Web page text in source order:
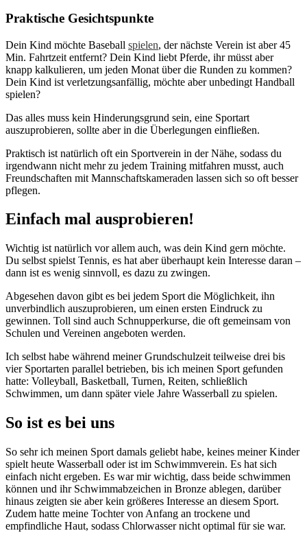
Praktische Gesichtspunkte
Dein Kind möchte Baseball spielen, der nächste Verein ist aber 45
Min. Fahrtzeit entfernt? Dein Kind liebt Pferde, ihr müsst aber
knapp kalkulieren, um jeden Monat über die Runden zu kommen?
Dein Kind ist verletzungsanfällig, möchte aber unbedingt Handball
spielen?
Das alles muss kein Hinderungsgrund sein, eine Sportart
auszuprobieren, sollte aber in die Überlegungen einfließen.
Praktisch ist natürlich oft ein Sportverein in der Nähe, sodass du
irgendwann nicht mehr zu jedem Training mitfahren musst, auch
Freundschaften mit Mannschaftskameraden lassen sich so oft besser
pflegen.
Einfach mal ausprobieren!
Wichtig ist natürlich vor allem auch, was dein Kind gern möchte.
Du selbst spielst Tennis, es hat aber überhaupt kein Interesse daran –
dann ist es wenig sinnvoll, es dazu zu zwingen.
Abgesehen davon gibt es bei jedem Sport die Möglichkeit, ihn
unverbindlich auszuprobieren, um einen ersten Eindruck zu
gewinnen. Toll sind auch Schnupperkurse, die oft gemeinsam von
Schulen und Vereinen angeboten werden.
Ich selbst habe während meiner Grundschulzeit teilweise drei bis
vier Sportarten parallel betrieben, bis ich meinen Sport gefunden
hatte: Volleyball, Basketball, Turnen, Reiten, schließlich
Schwimmen, um dann später viele Jahre Wasserball zu spielen.
So ist es bei uns
So sehr ich meinen Sport damals geliebt habe, keines meiner Kinder
spielt heute Wasserball oder ist im Schwimmverein. Es hat sich
einfach nicht ergeben. Es war mir wichtig, dass beide schwimmen
können und ihr Schwimmabzeichen in Bronze ablegen, darüber
hinaus zeigten sie aber kein größeres Interesse an diesem Sport.
Zudem hatte meine Tochter von Anfang an trockene und
empfindliche Haut, sodass Chlorwasser nicht optimal für sie war.